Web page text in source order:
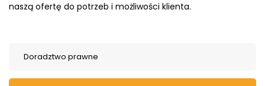
naszą ofertę do potrzeb i możliwości klienta.
Doradztwo prawne